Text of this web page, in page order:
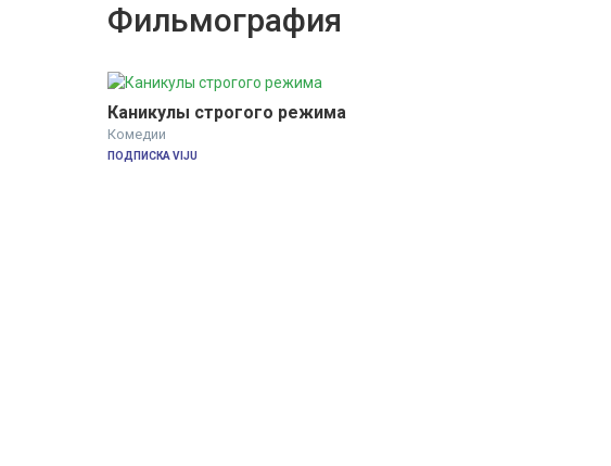
Фильмография
Каникулы строгого режима
Комедии
ПОДПИСКА VIJU